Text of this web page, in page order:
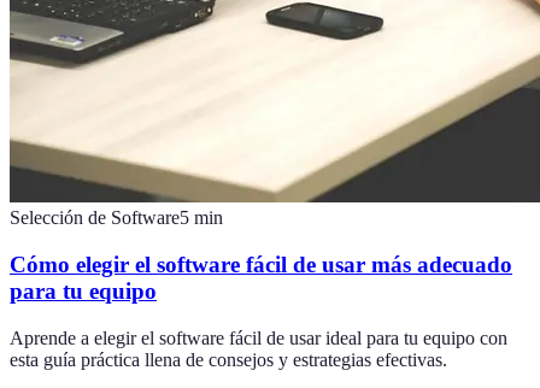
Selección de Software5 min
Cómo elegir el software fácil de usar más adecuado
para tu equipo
Aprende a elegir el software fácil de usar ideal para tu equipo con
esta guía práctica llena de consejos y estrategias efectivas.